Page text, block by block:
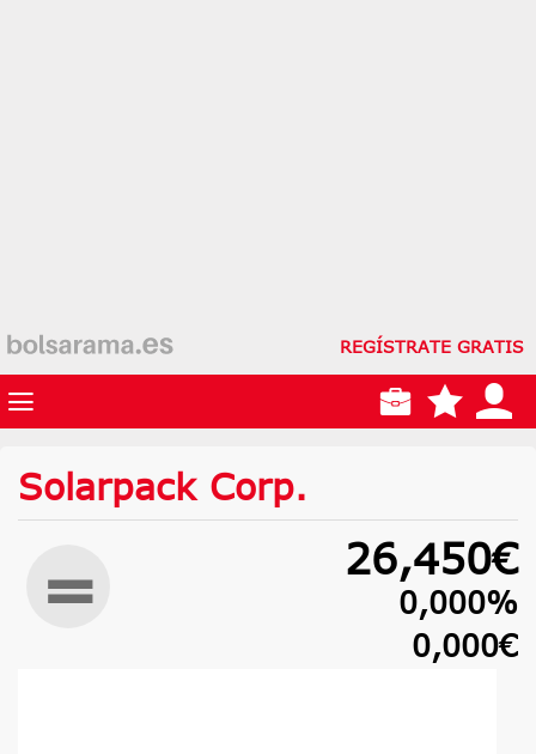
REGÍSTRATE GRATIS
Solarpack Corp.
26,450€
0,000%
0,000€